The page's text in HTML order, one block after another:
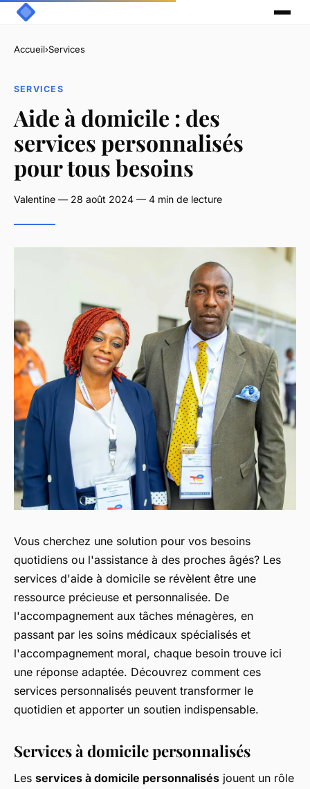
Accueil›Services
SERVICES
Aide à domicile : des
services personnalisés
pour tous besoins
Valentine — 28 août 2024 — 4 min de lecture
Vous cherchez une solution pour vos besoins
quotidiens ou l'assistance à des proches âgés? Les
services d'aide à domicile se révèlent être une
ressource précieuse et personnalisée. De
l'accompagnement aux tâches ménagères, en
passant par les soins médicaux spécialisés et
l'accompagnement moral, chaque besoin trouve ici
une réponse adaptée. Découvrez comment ces
services personnalisés peuvent transformer le
quotidien et apporter un soutien indispensable.
Services à domicile personnalisés
Les services à domicile personnalisés jouent un rôle